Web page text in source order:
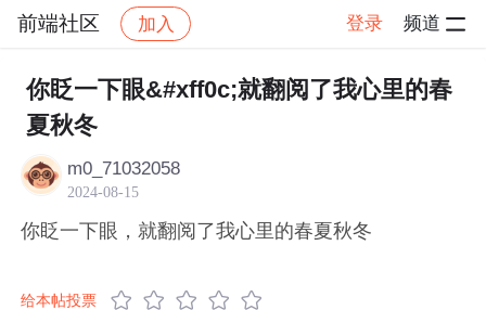
前端社区 加入 登录 频道
社区 前端社区 感慨 帖子详情
你眨一下眼&#xff0c;就翻阅了我心里的春
夏秋冬
m0_71032058
2024-08-15
你眨一下眼，就翻阅了我心里的春夏秋冬
给本帖投票